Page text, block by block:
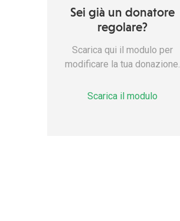
Sei già un donatore
regolare?
Scarica qui il modulo per
modificare la tua donazione.
Scarica il modulo